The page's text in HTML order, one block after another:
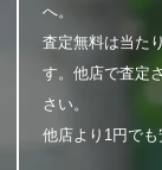
へ。
査定無料は当た
す。他店で査定
さい。
他店より1円でも